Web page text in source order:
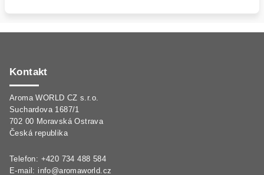
Kontakt
Aroma WORLD CZ s.r.o.
Suchardova 1687/1
702 00 Moravská Ostrava
Česká republika
Telefon: +420 734 488 584
E-mail: info@aromaworld.cz